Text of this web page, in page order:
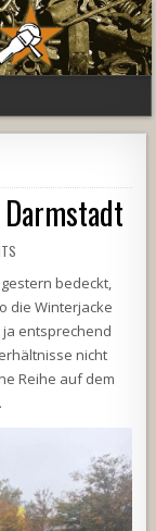
bedeckt,
die Winterjacke
entsprechend
nicht
Reihe auf dem